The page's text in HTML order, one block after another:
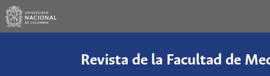
Revista de la Facultad de